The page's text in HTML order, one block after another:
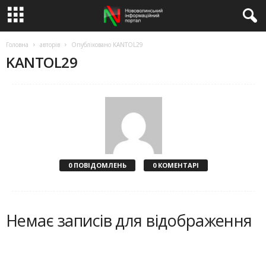
Головна авторів Опубліковано KANTOL29
KANTOL29
0 ПОВІДОМЛЕНЬ 0 КОМЕНТАРІ
Немає записів для відображення